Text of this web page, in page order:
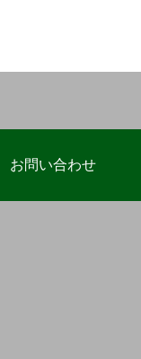
お問い合わせ